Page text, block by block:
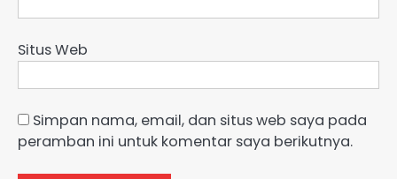
Situs Web
Simpan nama, email, dan situs web saya pada
peramban ini untuk komentar saya berikutnya.